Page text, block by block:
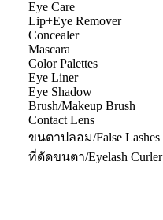
Eye Care
Lip+Eye Remover
Concealer
Mascara
Color Palettes
Eye Liner
Eye Shadow
Brush/Makeup Brush
Contact Lens
ขนตาปลอม/False Lashes
ที่ดัดขนตา/Eyelash Curler